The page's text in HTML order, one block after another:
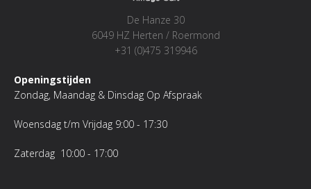
De Hanze 30
6049 HZ Herten / Roermond
+31 (0)475 319946
Openingstijden
Zondag, Maandag & Dinsdag Op Afspraak
Woensdag t/m Vrijdag 9:00 - 17:30
Zaterdag 10:00 - 17:00